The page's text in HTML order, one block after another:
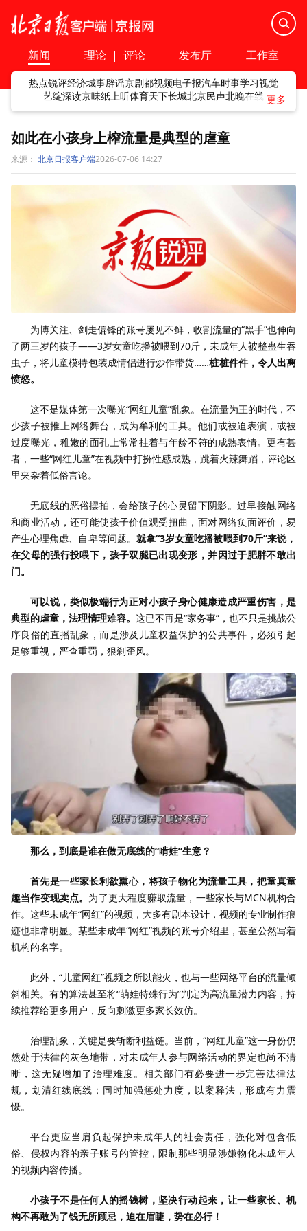
新闻 理论 | 评论 发布厅 工作室
热点锐评经济城事辟谣京剧都视频电子报汽车时事学习视觉
艺绽深读京味纸上听体育天下长城北京民声北晚在线
如此在小孩身上榨流量是典型的虐童
来源： 北京日报客户端2026-07-06 14:27
为博关注、剑走偏锋的账号屡见不鲜，收割流量的“黑手”也伸向
了两三岁的孩子——3岁女童吃播被喂到70斤，未成年人被整蛊生吞
虫子，将儿童模特包装成情侣进行炒作带货……桩桩件件，令人出离
愤怒。
这不是媒体第一次曝光“网红儿童”乱象。在流量为王的时代，不
少孩子被推上网络舞台，成为牟利的工具。他们或被迫表演，或被
过度曝光，稚嫩的面孔上常常挂着与年龄不符的成熟表情。更有甚
者，一些“网红儿童”在视频中打扮性感成熟，跳着火辣舞蹈，评论区
里夹杂着低俗言论。
无底线的恶俗摆拍，会给孩子的心灵留下阴影。过早接触网络
和商业活动，还可能使孩子价值观受扭曲，面对网络负面评价，易
产生心理焦虑、自卑等问题。 就拿“3岁女童吃播被喂到70斤”来说，
在父母的强行投喂下，孩子双腿已出现变形，并因过于肥胖不敢出
门。
可以说，类似极端行为正对小孩子身心健康造成严重伤害，是
典型的虐童，法理情理难容。 这已不再是“家务事”，也不只是挑战公
序良俗的直播乱象，而是涉及儿童权益保护的公共事件，必须引起
足够重视，严查重罚，狠刹歪风。
那么，到底是谁在做无底线的“啃娃”生意？
首先是一些家长利欲熏心，将孩子物化为流量工具，把童真童
趣当作变现卖点。 为了更大程度赚取流量，一些家长与MCN机构合
作。这些未成年“网红”的视频，大多有剧本设计，视频的专业制作痕
迹也非常明显。某些未成年“网红”视频的账号介绍里，甚至公然写着
机构的名字。
此外，“儿童网红”视频之所以能火，也与一些网络平台的流量倾
斜相关。有的算法甚至将“萌娃特殊行为”判定为高流量潜力内容，持
续推荐给更多用户，反向刺激更多家长效仿。
治理乱象，关键是要斩断利益链。当前，“网红儿童”这一身份仍
然处于法律的灰色地带，对未成年人参与网络活动的界定也尚不清
晰，这无疑增加了治理难度。相关部门有必要进一步完善法律法
规，划清红线底线；同时加强惩处力度，以案释法，形成有力震
慑。
平台更应当肩负起保护未成年人的社会责任，强化对包含低
俗、侵权内容的亲子账号的管控，限制那些明显涉嫌物化未成年人
的视频内容传播。
小孩子不是任何人的摇钱树，坚决行动起来，让一些家长、机
构不再敢为了钱无所顾忌，迫在眉睫，势在必行！